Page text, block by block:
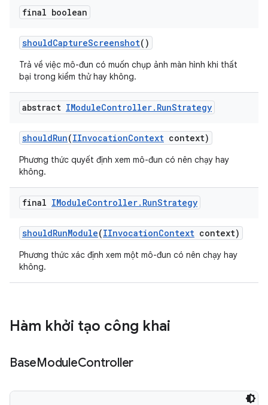
final boolean
shouldCaptureScreenshot()
Trả về việc mô-đun có muốn chụp ảnh màn hình khi thất
bại trong kiểm thử hay không.
abstract IModuleController. RunStrategy
shouldRun(IInvocationContext context)
Phương thức quyết định xem mô-đun có nên chạy hay
không.
final IModuleController. RunStrategy
shouldRunModule(IInvocationContext context)
Phương thức xác định xem một mô-đun có nên chạy hay
không.
Hàm khởi tạo công khai
BaseModuleController